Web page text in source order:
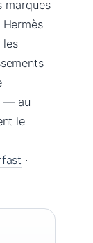
marques
les
— au
le
·